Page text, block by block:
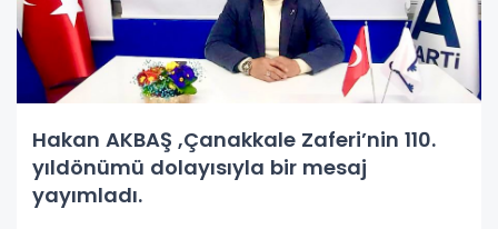
Hakan AKBAŞ ,Çanakkale Zaferi’nin 110.
yıldönümü dolayısıyla bir mesaj
yayımladı.